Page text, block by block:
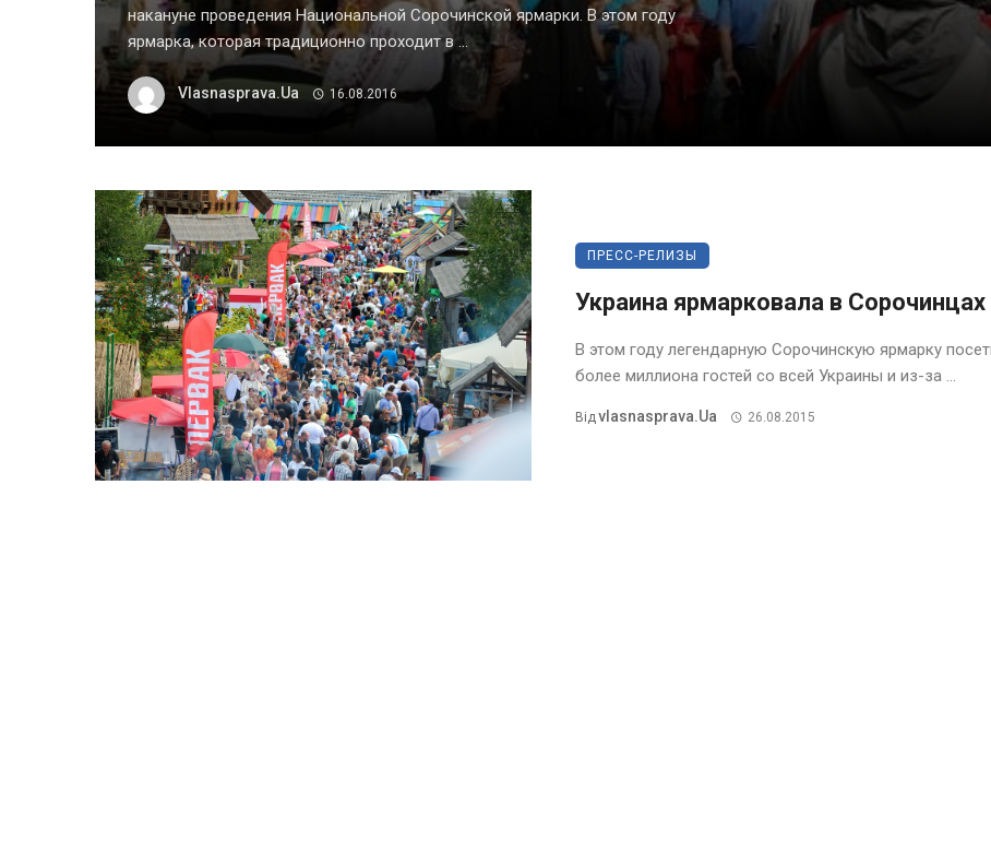
накануне проведения Национальной Сорочинской ярмарки. В этом году
ярмарка, которая традиционно проходит в ...
Vlasnasprava.ua 16.08.2016
ПРЕСС-РЕЛИЗЫ
Украина ярмарковала в Сорочинцах
В этом году легендарную Сорочинскую ярмарку
более миллиона гостей со всей Украины и из-за ...
Від Vlasnasprava.ua 26.08.2015